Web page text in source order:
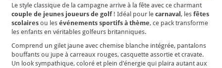
Le style classique de la campagne arrive à la fête avec ce charmant
couple de jeunes joueurs de golf! Idéal pour lecarnaval, lesfêtes
scolaires ou lesévénements sportifs à thème, ce pack transforme
les enfants en véritables golfeurs britanniques.
Comprend un gilet jaune avec chemise blanche intégrée, pantalons
bouffants ou jupe à carreaux rouges, casquette assortie et cravate.
Un look sympathique, coloré et plein d’énergie qui plaira autant aux